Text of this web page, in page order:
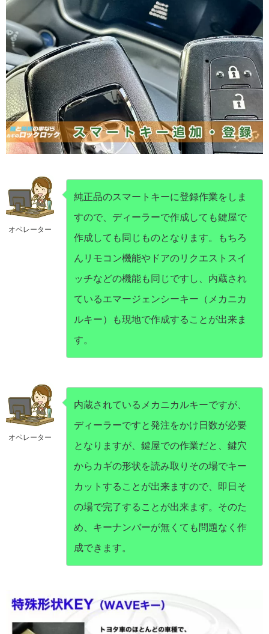
オペレーター
純正品のスマートキーに登録作業をしま
すので、ディーラーで作成しても鍵屋で
作成しても同じものとなります。もちろ
んリモコン機能やドアのリクエストスイ
ッチなどの機能も同じですし、内蔵され
ているエマージェンシーキー（メカニカ
ルキー）も現地で作成することが出来ま
す。
オペレーター
内蔵されているメカニカルキーですが、
ディーラーですと発注をかけ日数が必要
となりますが、鍵屋での作業だと、鍵穴
からカギの形状を読み取りその場でキー
カットすることが出来ますので、即日そ
の場で完了することが出来ます。そのた
め、キーナンバーが無くても問題なく作
成できます。